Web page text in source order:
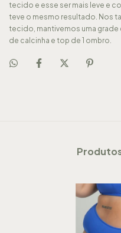
tecido e esse ser mais leve e
teve o mesmo resultado. Nos
tecido, mantivemos uma grade
de calcinha e top de 1 ombro.